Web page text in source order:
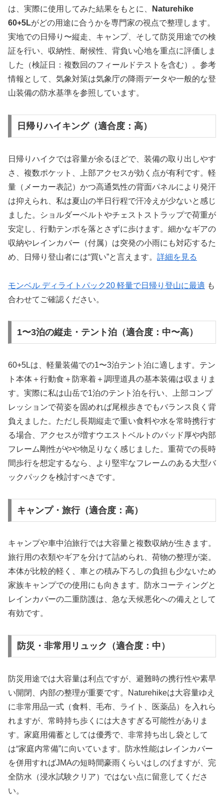
は、実際に使用してみた結果をもとに、
Naturehike
60+5Lがどの用途に合うかを専門家の視点で整理します。
実地での日帰り〜縦走、キャンプ、そして防災用途での検
証を行い、収納性、耐候性、背負い心地を重点に評価しま
した（検証日：複数回のフィールドテストを含む）。参考
情報として、気象対策は気象庁の降雨データや一般的な登
山装備の防水基準を参照しています。
日帰りハイキング（適合度：高）
日帰りハイクでは容量が余るほどで、装備の取り出しやす
さ、複数ポケット、上部アクセスが効く点が有利です。軽
量（メーカー表記）かつ高通気性の背面パネルにより発汗
は抑えられ、私は夏山の半日行程で汗冷えが少ないと感じ
ました。ショルダーベルトやチェストストラップで荷重が
安定し、行動テンポを落とさずに歩けます。細かなギアの
収納やレインカバー（付属）は突発の小雨にも対応するた
め、日帰り登山者には“買い”と言えます。 詳細を見る
モンベル ディライトパック20 軽量で日帰り登山に最適 も
合わせてご確認ください。
1〜3泊の縦走・テント泊（適合度：中〜高）
60+5Lは、軽量装備での1〜3泊テント泊に適します。テン
ト本体＋行動食＋防寒着＋調理道具の基本装備は収まりま
す。実際に私は山岳で1泊のテント泊を行い、上部コンプ
レッションで荷姿を固めれば尾根歩きでもバランス良く背
負えました。ただし長期縦走で重い食料や水を常時携行す
る場合、アクセスが増すウエストベルトのパッド厚や内部
フレーム剛性がやや物足りなく感じました。重荷での長時
間歩行を想定するなら、より堅牢なフレームのある大型バ
ックパックを検討すべきです。
キャンプ・旅行（適合度：高）
キャンプや車中泊旅行では大容量と複数収納が生きます。
旅行用の衣類やギアを分けて詰められ、荷物の整理が楽。
本体が比較的軽く、車との積み下ろしの負担も少ないため
家族キャンプでの使用にも向きます。防水コーティングと
レインカバーの二重防護は、急な天候悪化への備えとして
有効です。
防災・非常用リュック（適合度：中）
防災用途では大容量は利点ですが、避難時の携行性や素早
い開閉、内部の整理が重要です。Naturehikeは大容量ゆえ
に非常用品一式（食料、毛布、ライト、医薬品）を入れら
れますが、常時持ち歩くには大きすぎる可能性がありま
す。家庭用備蓄としては優秀で、非常持ち出し袋として
は“家庭内常備”に向いています。防水性能はレインカバー
を併用すればJMAの短時間豪雨くらいはしのげますが、完
全防水（浸水試験クリア）ではない点に留意してくださ
い。